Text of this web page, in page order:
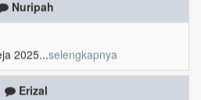
2025...selengkapnya
Erizal